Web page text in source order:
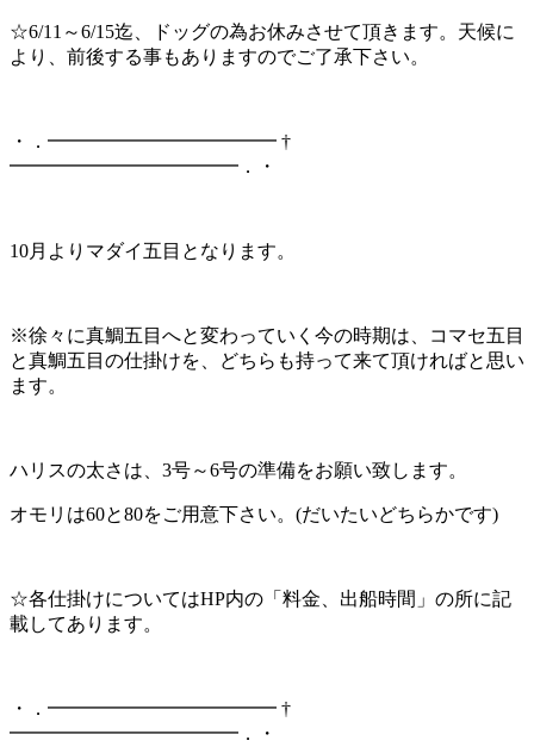
☆6/11～6/15迄、ドッグの為お休みさせて頂きます。天候に
より、前後する事もありますのでご了承下さい。
・．━━━━━━━━━━━━ †
━━━━━━━━━━━━．・
10月よりマダイ五目となります。
※徐々に真鯛五目へと変わっていく今の時期は、コマセ五目
と真鯛五目の仕掛けを、どちらも持って来て頂ければと思い
ます。
ハリスの太さは、3号～6号の準備をお願い致します。
オモリは60と80をご用意下さい。(だいたいどちらかです)
☆各仕掛けについてはHP内の「料金、出船時間」の所に記
載してあります。
・．━━━━━━━━━━━━ †
━━━━━━━━━━━━．・